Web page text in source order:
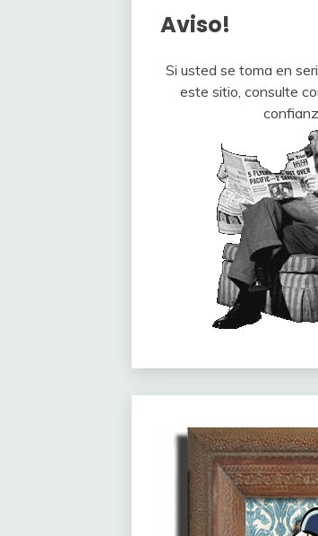
Aviso!
Si usted se toma en
este sitio, consulte